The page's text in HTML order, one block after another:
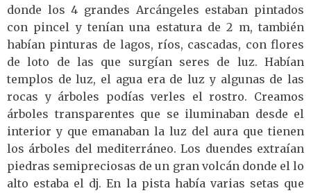
donde los 4 grandes Arcángeles estaban pintados
con pincel y tenían una estatura de 2 m, también
habían pinturas de lagos, ríos, cascadas, con flores
de loto de las que surgían seres de luz. Habían
templos de luz, el agua era de luz y algunas de las
rocas y árboles podías verles el rostro. Creamos
árboles transparentes que se iluminaban desde el
interior y que emanaban la luz del aura que tienen
los árboles del mediterráneo. Los duendes extraían
piedras semipreciosas de un gran volcán donde el lo
alto estaba el dj. En la pista había varias setas que